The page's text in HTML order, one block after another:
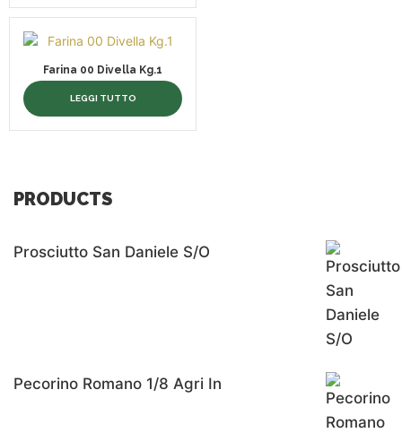
Farina 00 Divella Kg.1
LEGGI TUTTO
PRODUCTS
Prosciutto San Daniele S/o
Pecorino Romano 1/8 Agri In